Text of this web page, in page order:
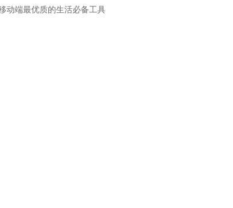
动端最优质的生活必备工具